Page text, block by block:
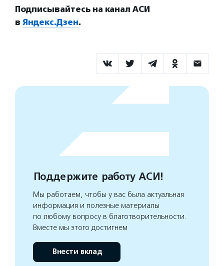
Подписывайтесь на канал АСИ
в Яндекс.Дзен.
Поддержите работу АСИ!
Мы работаем, чтобы у вас была актуальная
информация и полезные материалы
по любому вопросу в благотворительности.
Вместе мы этого достигнем
Внести вклад